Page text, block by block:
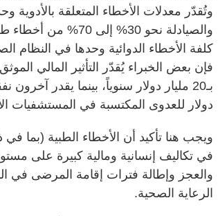
والصيادلة نحو 30%
فإن بعض الخبراء يُقدّر التأثير المالي
دولار للعدوى المكتسبة في المستشفيات
ويجب هنا تأكيد أن الأخطاء الطبية (بما
في تكاليف إنسانية ومالية كبيرة على
والعجز وإطالة فترات إقامة المرضى في
الرعاية الصحية.